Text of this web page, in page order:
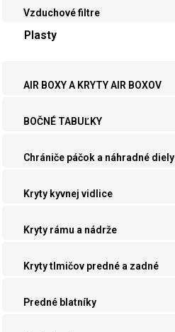
Vzduchové filtre
Plasty
AIR BOXY A KRYTY AIR BOXOV
BOČNÉ TABUĽKY
Chrániče páčok a náhradné diely
Kryty kyvnej vidlice
Kryty rámu a nádrže
Kryty tlmičov predné a zadné
Predné blatníky